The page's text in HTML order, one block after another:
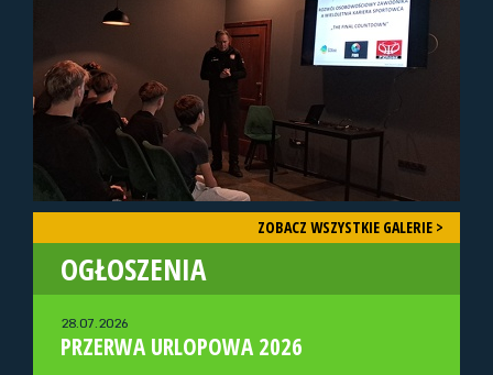
ZOBACZ WSZYSTKIE GALERIE >
OGŁOSZENIA
28.07.2026
PRZERWA URLOPOWA 2026